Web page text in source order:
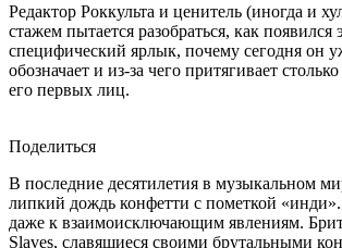
Редактор Роккульта и ценитель (иногда и
стажем пытается разобраться, как появился
специфический ярлык, почему сегодня он
обозначает и из-за чего притягивает
его первых лиц.
Поделиться
В последние десятилетия в музыкальном
липкий дождь конфетти с пометкой
даже к взаимоисключающим явлениям.
Slaves, славящиеся своими брутальными